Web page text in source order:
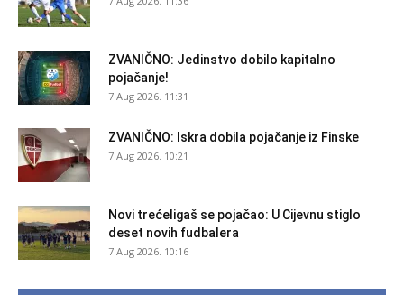
ZVANIČNO: Jedinstvo dobilo kapitalno
pojačanje!
7 Aug 2026. 11:31
ZVANIČNO: Iskra dobila pojačanje iz Finske
7 Aug 2026. 10:21
Novi trećeligaš se pojačao: U Cijevnu stiglo
deset novih fudbalera
7 Aug 2026. 10:16